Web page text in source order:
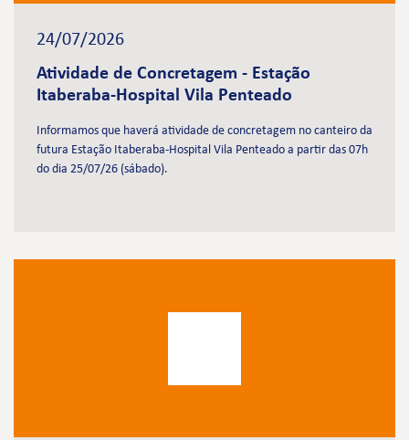
24/07/2026
Atividade de Concretagem - Estação
Itaberaba-Hospital Vila Penteado
Informamos que haverá atividade de concretagem no canteiro da
futura Estação Itaberaba-Hospital Vila Penteado a partir das 07h
do dia 25/07/26 (sábado).